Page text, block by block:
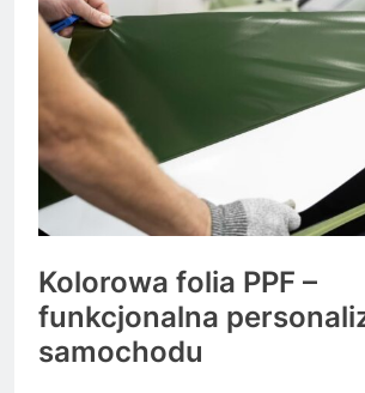
Kolorowa folia PPF –
funkcjonalna
samochodu